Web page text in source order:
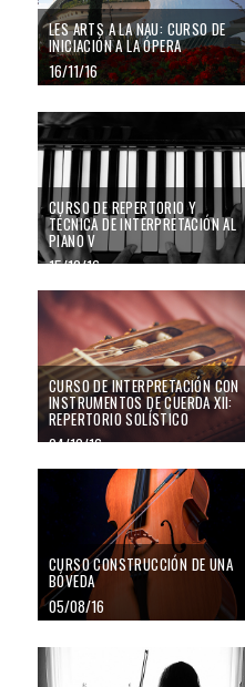
LES ARTS A LA NAU: CURSO DE
INICIACIÓN A LA ÓPERA
16/11/16
CURSO DE REPERTORIO Y
TÉCNICA DE INTERPRETACIÓN AL
PIANO V
15/10/16
CURSO DE INTERPRETACIÓN CON
INSTRUMENTOS DE CUERDA XII:
REPERTORIO SOLÍSTICO
04/10/16
CURSO CONSTRUCCIÓN DE UNA
BÓVEDA
05/08/16